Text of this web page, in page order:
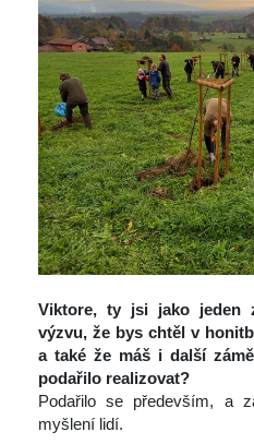
Viktore, ty jsi jako jeden
výzvu, že bys chtěl v
a také že máš i další
podařilo realizovat?
Podařilo se především, a
myšlení lidí.